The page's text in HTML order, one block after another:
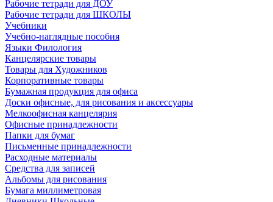
Рабочие тетради для ДОУ
Рабочие тетради для ШКОЛЫ
Учебники
Учебно-наглядные пособия
Языки Филология
Канцелярские товары
Товары для Художников
Корпоративные товары
Бумажная продукция для офиса
Доски офисные, для рисования и аксессуары
Мелкоофисная канцелярия
Офисные принадлежности
Папки для бумаг
Письменные принадлежности
Расходные материалы
Средства для записей
Альбомы для рисования
Бумага миллиметровая